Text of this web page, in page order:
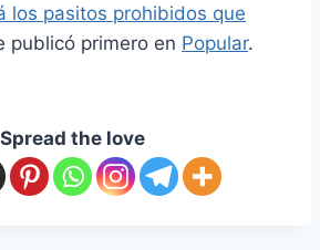
los pasitos prohibidos que
publicó primero en Popular.
Spread the love